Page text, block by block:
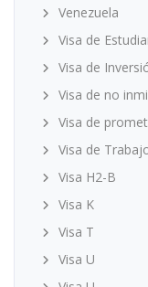
Venezuela
Visa de
Visa de
Visa de no
Visa de
Visa de
Visa H2-B
Visa K
Visa T
Visa U